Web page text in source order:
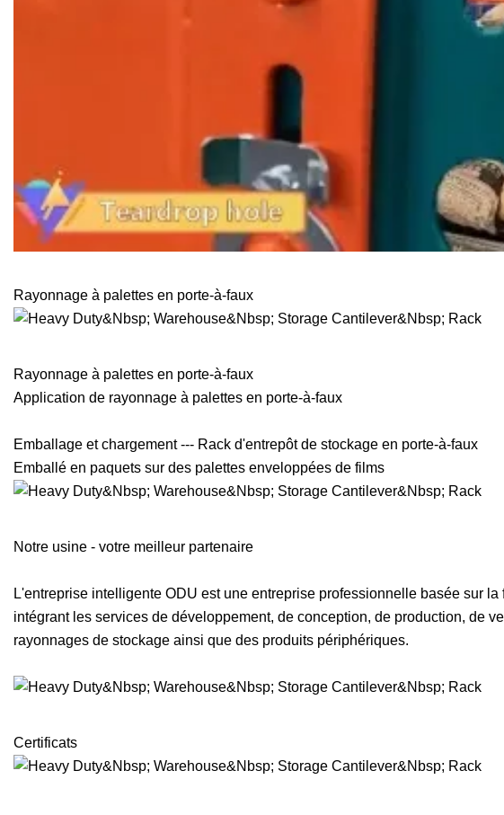
Rayonnage à palettes en porte-à-faux
Rayonnage à palettes en porte-à-faux
Application de rayonnage à palettes en porte-à-faux
Emballage et chargement --- Rack d'entrepôt de stockage en porte-à-faux
Emballé en paquets sur des palettes enveloppées de films
Notre usine - votre meilleur partenaire
L'entreprise intelligente ODU est une entreprise professionnelle basée sur la
intégrant les services de développement, de conception, de production, de
rayonnages de stockage ainsi que des produits périphériques.
Certificats